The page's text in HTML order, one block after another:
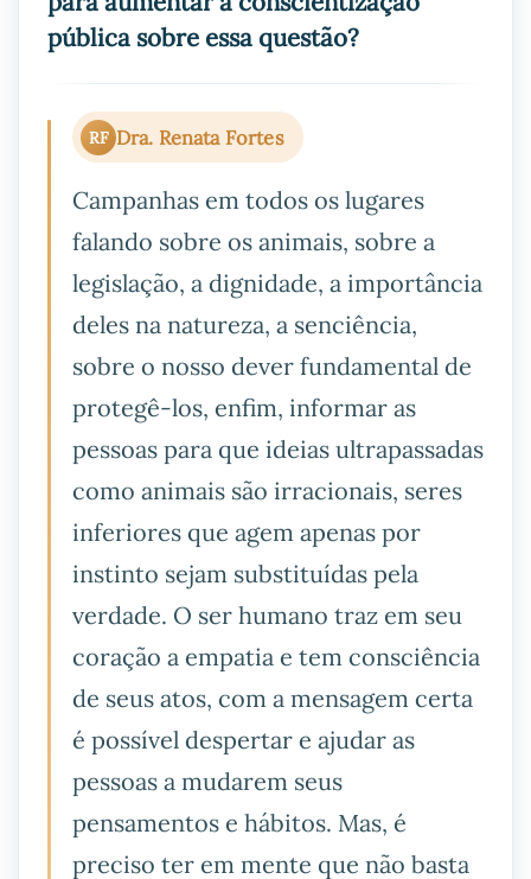
pública sobre essa questão?
RF Dra. Renata Fortes
Campanhas em todos os lugares
falando sobre os animais, sobre a
legislação, a dignidade, a importância
deles na natureza, a senciência,
sobre o nosso dever fundamental de
protegê-los, enfim, informar as
pessoas para que ideias ultrapassadas
como animais são irracionais, seres
inferiores que agem apenas por
instinto sejam substituídas pela
verdade. O ser humano traz em seu
coração a empatia e tem consciência
de seus atos, com a mensagem certa
é possível despertar e ajudar as
pessoas a mudarem seus
pensamentos e hábitos. Mas, é
preciso ter em mente que não basta